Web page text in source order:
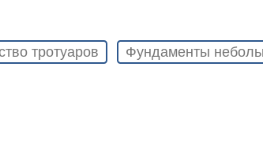
тротуаров Фундаменты